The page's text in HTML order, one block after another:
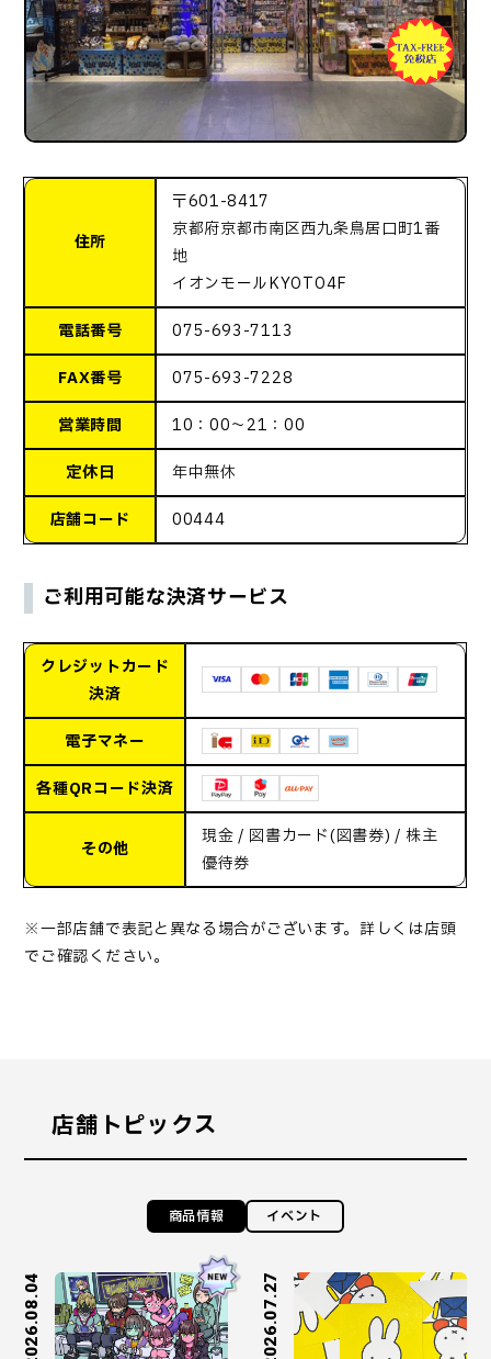
住所
〒601-8417
京都府京都市南区西九条鳥居口町1番
地
イオンモールKYOTO4F
電話番号 075-693-7113
FAX番号 075-693-7228
営業時間 10：00～21：00
定休日 年中無休
店舗コード 00444
ご利用可能な決済サービス
クレジットカード
決済
電子マネー
各種QRコード決済
その他
現金 / 図書カード(図書券) / 株主
優待券
※一部店舗で表記と異なる場合がございます。詳しくは店頭
でご確認ください。
店舗トピックス
商品情報 イベント
2026.08.04 2026.07.27